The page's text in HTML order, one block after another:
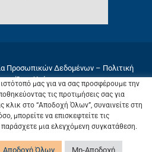
Προσωπικών Δεδομένων – Πολιτική
–Όροι Χρήσης
μας για να σας προσφέρουμε την
τις προτιμήσεις σας για
κλικ στο “Αποδοχή Όλων”, συναινείτε στη
μπορείτε να επισκεφτείτε τις
μια ελεγχόμενη συγκατάθεση.
Αποδοχή Όλων Μη-Αποδοχή